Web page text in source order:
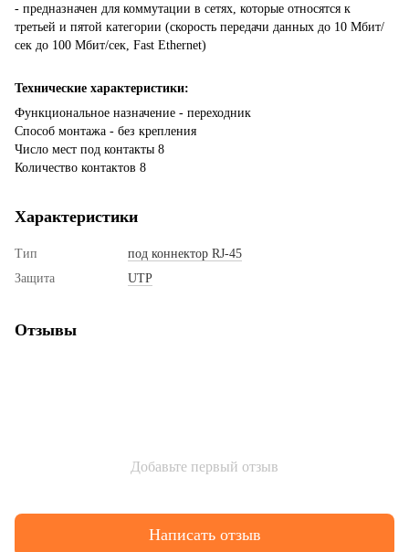
- предназначен для коммутации в сетях, которые относятся к
третьей и пятой категории (скорость передачи данных до 10 Мбит/
сек до 100 Мбит/сек, Fast Ethernet)
Технические характеристики:
Функциональное назначение - переходник
Способ монтажа - без крепления
Число мест под контакты 8
Количество контактов 8
Характеристики
Тип
под коннектор RJ-45
Защита
UTP
Отзывы
Добавьте первый отзыв
Написать отзыв